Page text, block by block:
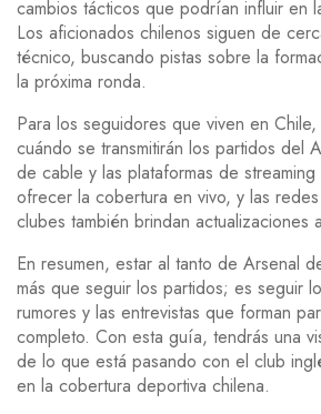
cambios tácticos que podrían influir en
Los aficionados chilenos siguen de
técnico, buscando pistas sobre la
la próxima ronda.
Para los seguidores que viven en
cuándo se transmitirán los partidos del
de cable y las plataformas de
ofrecer la cobertura en vivo, y las
clubes también brindan actualizaciones
En resumen, estar al tanto de Arsenal
más que seguir los partidos; es seguir
rumores y las entrevistas que forman
completo. Con esta guía, tendrás una
de lo que está pasando con el club
en la cobertura deportiva chilena.